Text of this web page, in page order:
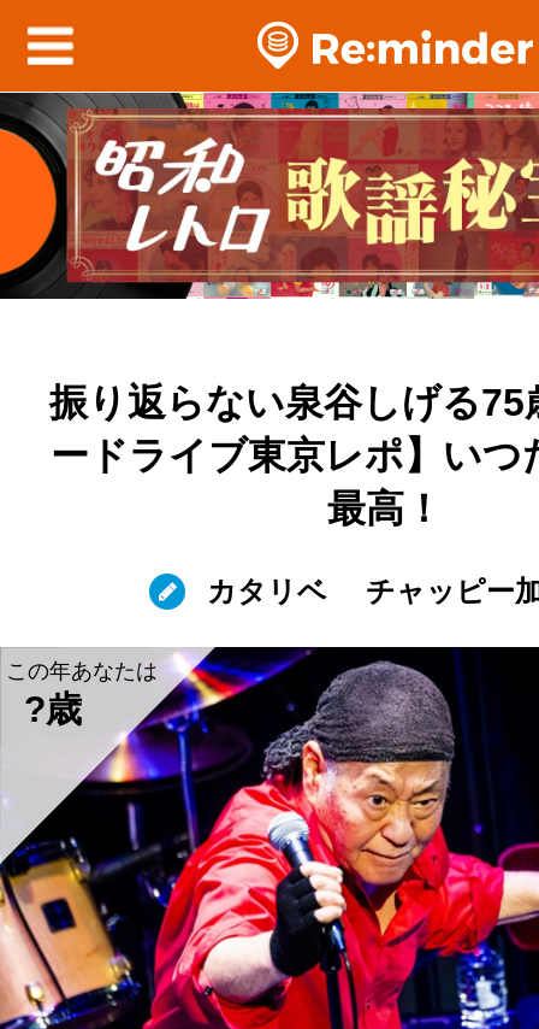
振り返らない泉谷しげる75
ードライブ東京レポ】いつ
最高！
カタリベ チャッピー
この年あなたは
?歳